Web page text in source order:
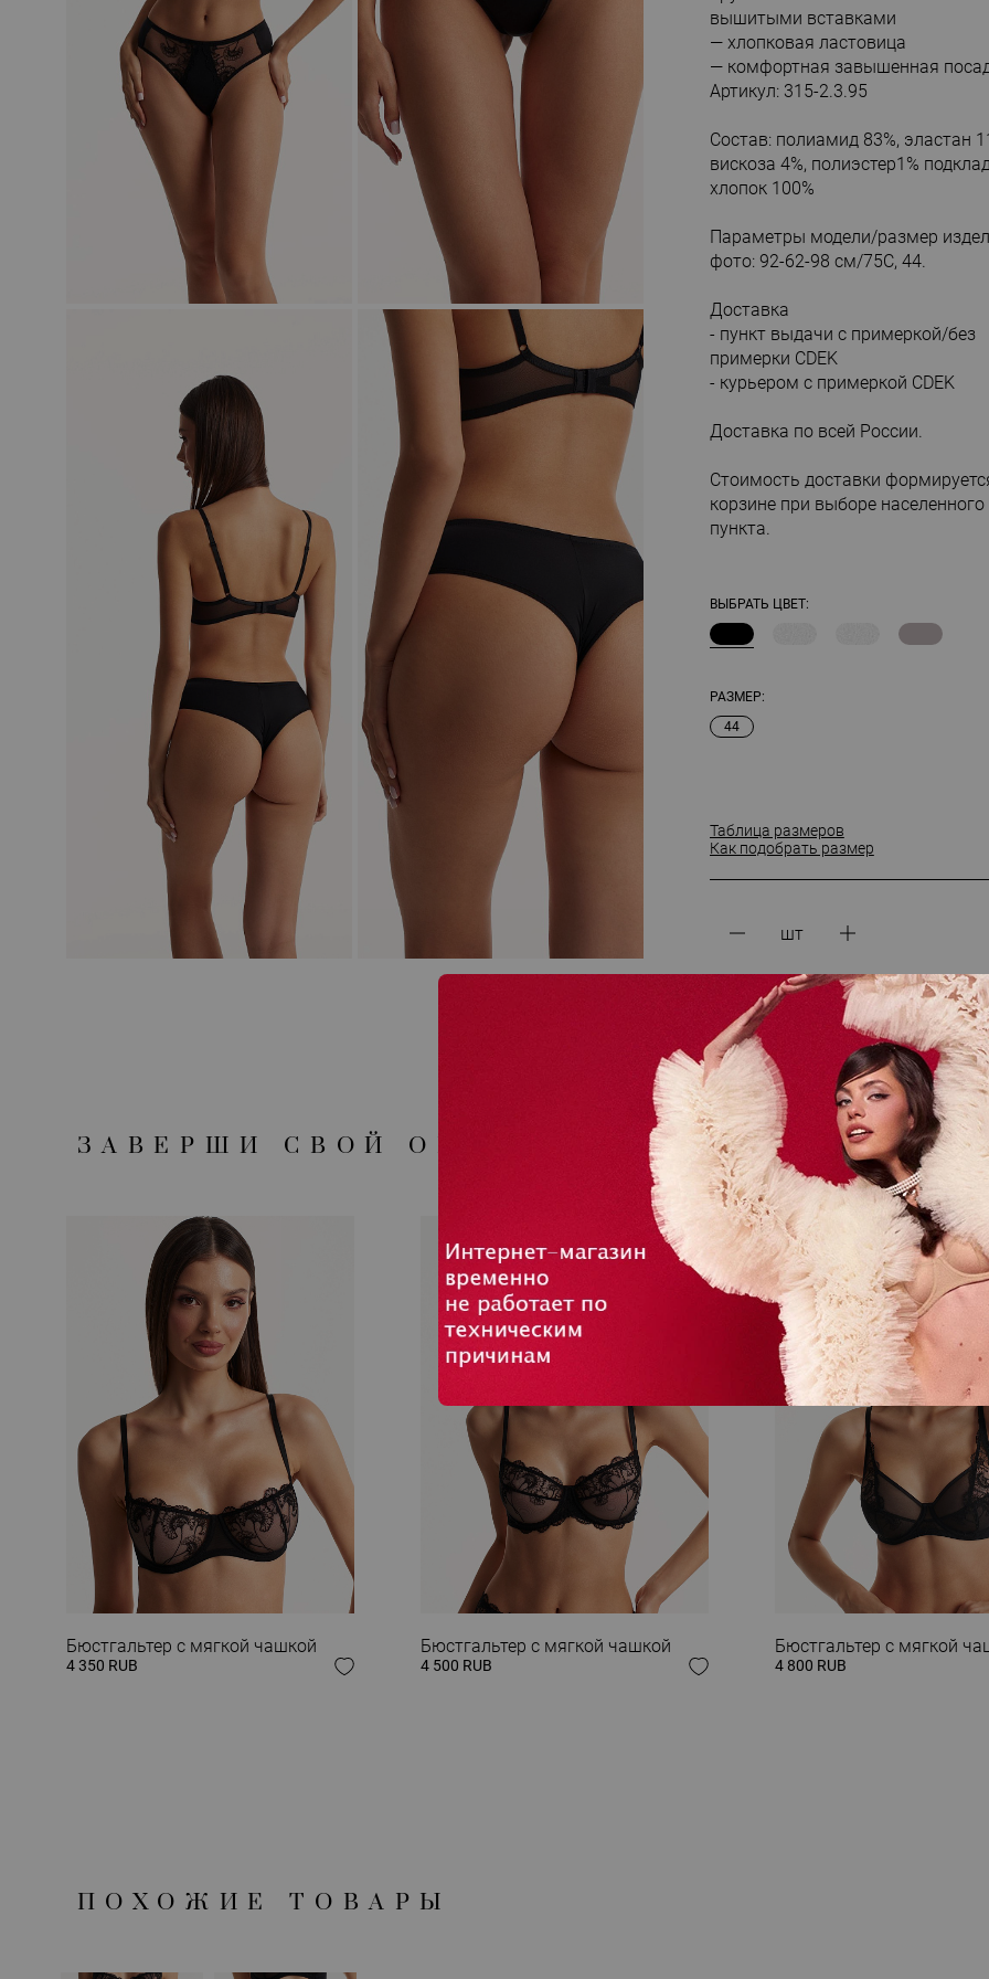
вышитыми вставками
— хлопковая ластовица
— комфортная завышенная
Артикул: 315-2.3.95
Состав: полиамид 83%, эластан
вискоза 4%, полиэстер1%
хлопок 100%
Параметры модели/размер
фото: 92-62-98 см/75С, 44.
Доставка
- пункт выдачи с примеркой/без
примерки CDEK
- курьером с примеркой CDEK
Доставка по всей России.
Стоимость доставки
корзине при выборе населенного
пункта.
ВЫБРАТЬ ЦВЕТ:
РАЗМЕР:
44
Таблица размеров
Как подобрать размер
шт
ЗАВЕРШИ СВОЙ ОБРАЗ
Бюстгальтер с мягкой чашкой
4 350 RUB
Бюстгальтер с мягкой чашкой
4 500 RUB
Бюстгальтер с мягкой
4 800 RUB